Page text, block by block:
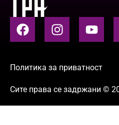
Политика за приватност
Сите права се задржани ©